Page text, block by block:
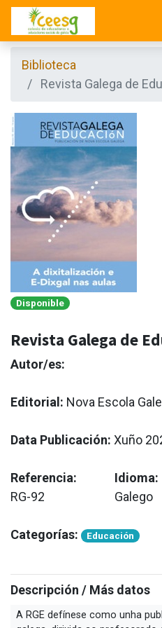
Biblioteca
Revista Galega de
Disponible
Revista Galega de
Autor/es:
Editorial: Nova Escola
Data Publicación: Xuño
Referencia:
RG-92
Idioma:
Galego
Categorías: Educación
Descripción / Más datos
A RGE defínese como unha